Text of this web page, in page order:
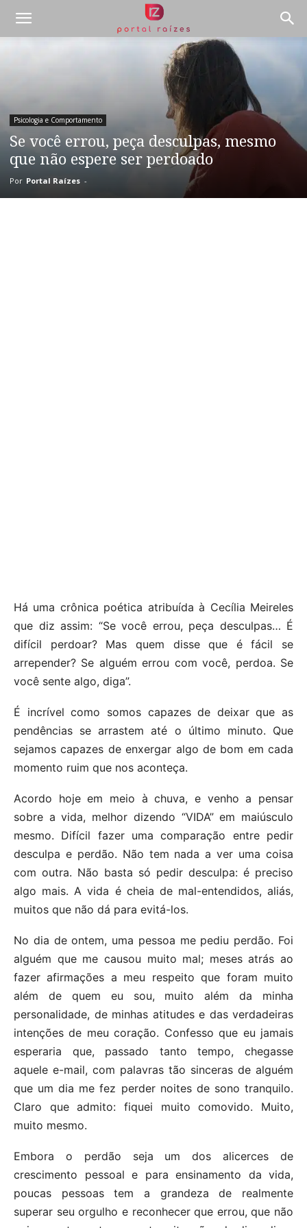
Psicologia e Comportamento
Se você errou, peça desculpas, mesmo
que não espere ser perdoado
Por Portal Raízes -
Há uma crônica poética atribuída à Cecília Meireles
que diz assim: “Se você errou, peça desculpas… É
difícil perdoar? Mas quem disse que é fácil se
arrepender? Se alguém errou com você, perdoa. Se
você sente algo, diga”.
É incrível como somos capazes de deixar que as
pendências se arrastem até o último minuto. Que
sejamos capazes de enxergar algo de bom em cada
momento ruim que nos aconteça.
Acordo hoje em meio à chuva, e venho a pensar
sobre a vida, melhor dizendo “VIDA” em maiúsculo
mesmo. Difícil fazer uma comparação entre pedir
desculpa e perdão. Não tem nada a ver uma coisa
com outra. Não basta só pedir desculpa: é preciso
algo mais. A vida é cheia de mal-entendidos, aliás,
muitos que não dá para evitá-los.
No dia de ontem, uma pessoa me pediu perdão. Foi
alguém que me causou muito mal; meses atrás ao
fazer afirmações a meu respeito que foram muito
além de quem eu sou, muito além da minha
personalidade, de minhas atitudes e das verdadeiras
intenções de meu coração. Confesso que eu jamais
esperaria que, passado tanto tempo, chegasse
aquele e-mail, com palavras tão sinceras de alguém
que um dia me fez perder noites de sono tranquilo.
Claro que admito: fiquei muito comovido. Muito,
muito mesmo.
Embora o perdão seja um dos alicerces de
crescimento pessoal e para ensinamento da vida,
poucas pessoas tem a grandeza de realmente
superar seu orgulho e reconhecer que errou, que não